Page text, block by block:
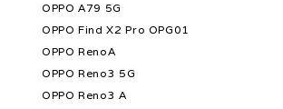
OPPO A79 5G
OPPO Find X2 Pro OPG01
OPPO RenoA
OPPO Reno3 5G
OPPO Reno3 A